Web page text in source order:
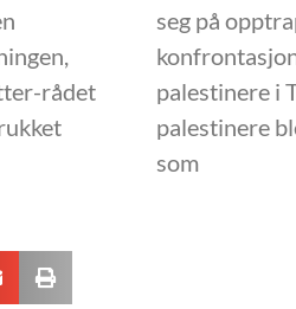
rådet
seg på
palestinere i
palestinere
som